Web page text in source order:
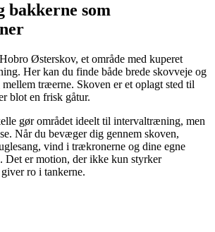
bakkerne som
Østerskov, et område med kuperet
Her kan du finde både brede skovveje og
mellem træerne. Skoven er et oplagt sted til
blot en frisk gåtur.
gør området ideelt til intervaltræning, men
Når du bevæger dig gennem skoven,
vind i trækronerne og dine egne
Det er motion, der ikke kun styrker
ro i tankerne.